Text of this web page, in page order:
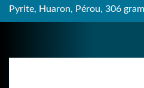
Pyrite, Huaron, Pérou, 306